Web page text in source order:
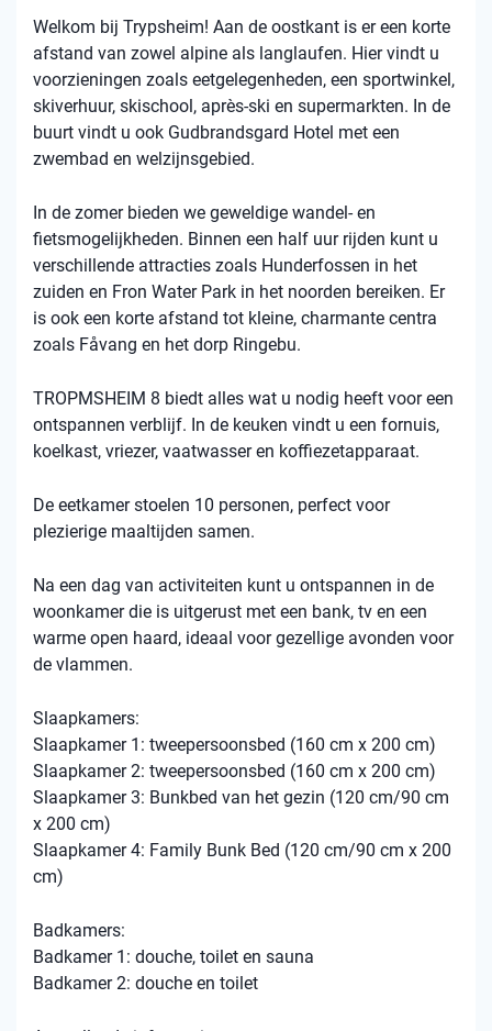
Welkom bij Trypsheim! Aan de oostkant is er een korte
afstand van zowel alpine als langlaufen. Hier vindt u
voorzieningen zoals eetgelegenheden, een sportwinkel,
skiverhuur, skischool, après-ski en supermarkten. In de
buurt vindt u ook Gudbrandsgard Hotel met een
zwembad en welzijnsgebied.
In de zomer bieden we geweldige wandel- en
fietsmogelijkheden. Binnen een half uur rijden kunt u
verschillende attracties zoals Hunderfossen in het
zuiden en Fron Water Park in het noorden bereiken. Er
is ook een korte afstand tot kleine, charmante centra
zoals Fåvang en het dorp Ringebu.
TROPMSHEIM 8 biedt alles wat u nodig heeft voor een
ontspannen verblijf. In de keuken vindt u een fornuis,
koelkast, vriezer, vaatwasser en koffiezetapparaat.
De eetkamer stoelen 10 personen, perfect voor
plezierige maaltijden samen.
Na een dag van activiteiten kunt u ontspannen in de
woonkamer die is uitgerust met een bank, tv en een
warme open haard, ideaal voor gezellige avonden voor
de vlammen.
Slaapkamers:
Slaapkamer 1: tweepersoonsbed (160 cm x 200 cm)
Slaapkamer 2: tweepersoonsbed (160 cm x 200 cm)
Slaapkamer 3: Bunkbed van het gezin (120 cm/90 cm
x 200 cm)
Slaapkamer 4: Family Bunk Bed (120 cm/90 cm x 200
cm)
Badkamers:
Badkamer 1: douche, toilet en sauna
Badkamer 2: douche en toilet